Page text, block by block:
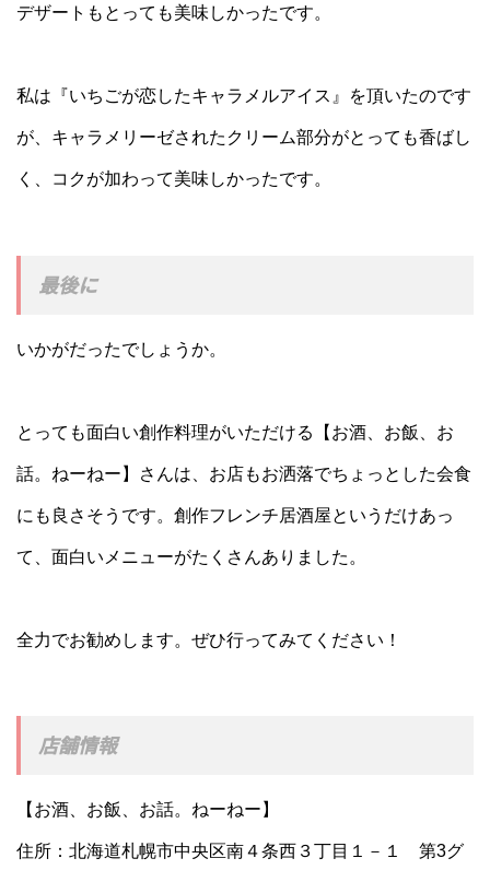
デザートもとっても美味しかったです。
私は『いちごが恋したキャラメルアイス』を頂いたのです
が、キャラメリーゼされたクリーム部分がとっても香ばし
く、コクが加わって美味しかったです。
最後に
いかがだったでしょうか。
とっても面白い創作料理がいただける【お酒、お飯、お
話。ねーねー】さんは、お店もお洒落でちょっとした会食
にも良さそうです。創作フレンチ居酒屋というだけあっ
て、面白いメニューがたくさんありました。
全力でお勧めします。ぜひ行ってみてください！
店舗情報
【お酒、お飯、お話。ねーねー】
住所：北海道札幌市中央区南４条西３丁目１－１ 第3グ